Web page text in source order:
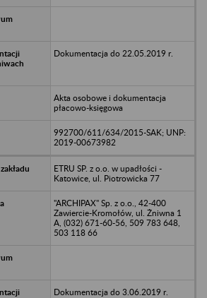
Dokumentacja do 22.05.2019 r.
Akta osobowe i dokumentacja
płacowo-księgowa
992700/611/634/2015-SAK; UNP:
2019-00673982
ETRU SP. z o.o. w upadłości -
Katowice, ul. Piotrowicka 77
"ARCHIPAX" Sp. z o.o., 42-400
Zawiercie-Kromołów, ul. Żniwna 1
A, (032) 671-60-56, 509 783 648,
503 118 66
Dokumentacja do 3.06.2019 r.